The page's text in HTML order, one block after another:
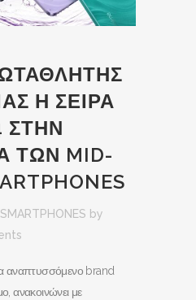
Η ΣΕΙΡΑ
ΣΤΗΝ
ΤΩΝ MID-
SMARTPHONES by
αναπτυσσόμενο brand
ανακοινώνει με